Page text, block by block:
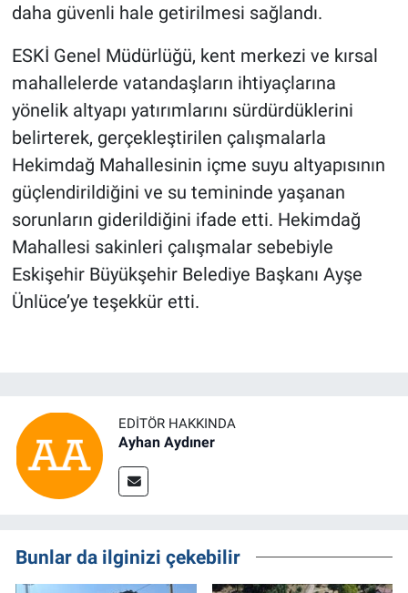
daha güvenli hale getirilmesi sağlandı.
ESKİ Genel Müdürlüğü, kent merkezi ve kırsal
mahallelerde vatandaşların ihtiyaçlarına
yönelik altyapı yatırımlarını sürdürdüklerini
belirterek, gerçekleştirilen çalışmalarla
Hekimdağ Mahallesinin içme suyu altyapısının
güçlendirildiğini ve su temininde yaşanan
sorunların giderildiğini ifade etti. Hekimdağ
Mahallesi sakinleri çalışmalar sebebiyle
Eskişehir Büyükşehir Belediye Başkanı Ayşe
Ünlüce’ye teşekkür etti.
EDITÖR HAKKINDA
Ayhan Aydıner
Bunlar da ilginizi çekebilir